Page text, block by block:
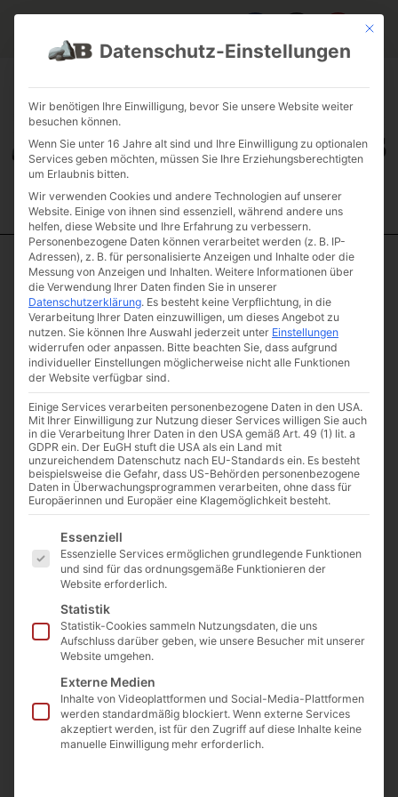
JOBS
FUHRPARK
Start/Natursteinstufen /Verspielte Stufen/ Jura Marmor
Naturstein Podeststufe
Jura Marmor
Naturstein
Podeststufe
€417,50 (inkl. MwSt.)
Preis/ m² bei Abnahme ab 2
m²
€445 (inkl. MwSt.)
Beschreibung
Abmaße der Steine ca.
Mit
Datenschutz-Einstellungen
Wir benötigen Ihre Einwilligung, bevor Sie unsere Website weiter
besuchen können.
Wenn Sie unter 16 Jahre alt sind und Ihre Einwilligung zu optionalen
Services geben möchten, müssen Sie Ihre Erziehungsberechtigten
um Erlaubnis bitten.
Wir verwenden Cookies und andere Technologien auf unserer
Website. Einige von ihnen sind essenziell, während andere uns
helfen, diese Website und Ihre Erfahrung zu verbessern.
Personenbezogene Daten können verarbeitet werden (z. B. IP-
Adressen), z. B. für personalisierte Anzeigen und Inhalte oder die
Messung von Anzeigen und Inhalten. Weitere Informationen über
die Verwendung Ihrer Daten finden Sie in unserer
Datenschutzerklärung. Es besteht keine Verpflichtung, in die
Verarbeitung Ihrer Daten einzuwilligen, um dieses Angebot zu
nutzen. Sie können Ihre Auswahl jederzeit unter Einstellungen
widerrufen oder anpassen. Bitte beachten Sie, dass aufgrund
individueller Einstellungen möglicherweise nicht alle Funktionen
der Website verfügbar sind.
Einige Services verarbeiten personenbezogene Daten in den USA.
Mit Ihrer Einwilligung zur Nutzung dieser Services willigen Sie auch
in die Verarbeitung Ihrer Daten in den USA gemäß Art. 49 (1) lit. a
GDPR ein. Der EuGH stuft die USA als ein Land mit
unzureichendem Datenschutz nach EU-Standards ein. Es besteht
beispielsweise die Gefahr, dass US-Behörden personenbezogene
Daten in Überwachungsprogrammen verarbeiten, ohne dass für
Europäerinnen und Europäer eine Klagemöglichkeit besteht.
Es folgt eine Liste der Service-Gruppen, für die eine
Essenziell
Essenzielle Services ermöglichen grundlegende Funktionen
und sind für das ordnungsgemäße Funktionieren der
Website erforderlich.
Statistik
Statistik-Cookies sammeln Nutzungsdaten, die uns
Aufschluss darüber geben, wie unsere Besucher mit unserer
Website umgehen.
Externe Medien
Inhalte von Videoplattformen und Social-Media-Plattformen
werden standardmäßig blockiert. Wenn externe Services
akzeptiert werden, ist für den Zugriff auf diese Inhalte keine
manuelle Einwilligung mehr erforderlich.